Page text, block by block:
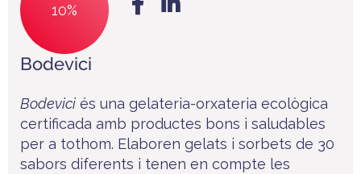
10%
Bodevici
Bodevici és una gelateria-orxateria ecològica
certificada amb productes bons i saludables
per a tothom. Elaboren gelats i sorbets de 30
sabors diferents i tenen en compte les